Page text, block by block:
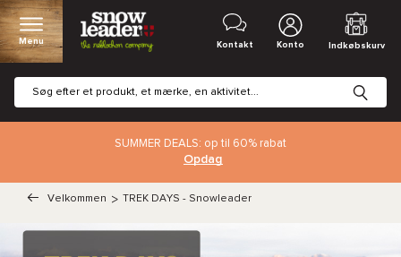
Menu Kontakt Konto Indkøbskurv
SUMMER DEALS: op til 60% rabat
Opdag
Velkommen > TREK DAYS - Snowleader